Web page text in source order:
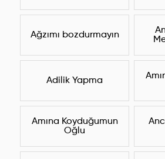
Ağzımı bozdurmayın
Adilik Yapma
Amına Koyduğumun
Oğlu